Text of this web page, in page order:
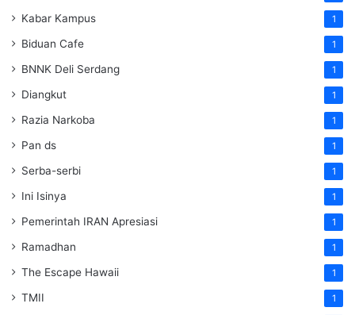
Kabar Kampus 1
Biduan Cafe 1
BNNK Deli Serdang 1
Diangkut 1
Razia Narkoba 1
Pan ds 1
Serba-serbi 1
Ini Isinya 1
Pemerintah IRAN Apresiasi 1
Ramadhan 1
The Escape Hawaii 1
TMII 1